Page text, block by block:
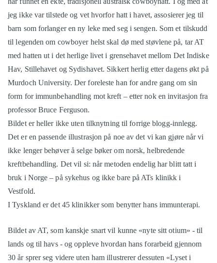
jeg ikke var tilstede og vet hvorfor hatt i havet, assosierer jeg til
barn som forlanger en ny leke med seg i sengen. Som et tilskudd
til legenden om cowboyer helst skal dø med støvlene på, tar AT
med hatten ut i det herlige livet i grensehavet mellom Det Indiske
Hav, Stillehavet og Sydishavet. Sikkert herlig etter dagens økt på
Murdoch University. Der foreleste han for andre gang om sin
form for immunbehandling mot kreft – etter nok en invitasjon fra
professor Bruce Ferguson.
Bildet er heller ikke uten tilknytning til forrige blogg-innlegg.
Det er en passende illustrasjon på noe av det vi kan gjøre når vi
ikke lenger behøver å selge bøker om norsk, helbredende
kreftbehandling. Det vil si: når metoden endelig har blitt tatt i
bruk i Norge – på sykehus og ikke bare på ATs klinikk i
Vestfold.
I Tyskland er det 45 klinikker som benytter hans immunterapi.
Bildet av AT, som kanskje snart vil kunne «nyte sitt otium» - til
lands og til havs - og oppleve hvordan hans forarbeid gjennom
30 år sprer seg videre uten ham illustrerer dessuten «Lyset i